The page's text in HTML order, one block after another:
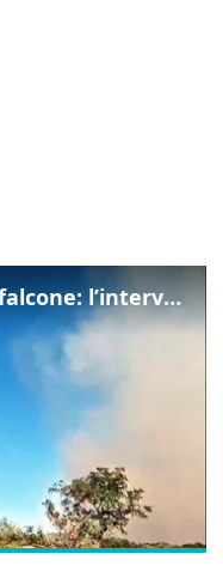
Incendio tra Duino e Monfalcone: l’intervento dei vigili del fuoco